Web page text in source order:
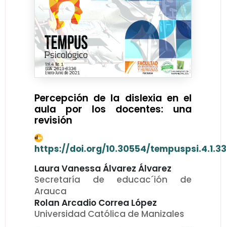
Percepción de la dislexia en el
aula por los docentes: una
revisión
https://doi.org/10.30554/
Laura Vanessa Álvarez Álvarez
Secretaría de educac´ión de
Arauca
Rolan Arcadio Correa López
Universidad Católica de Manizales